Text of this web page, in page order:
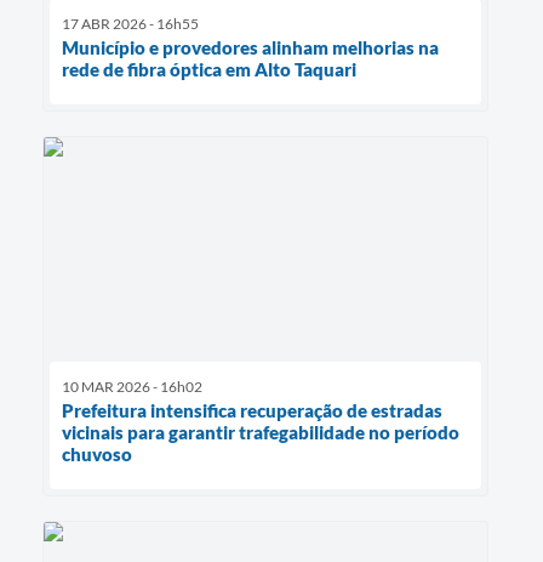
17 ABR 2026 - 16h55
Município e provedores alinham melhorias na
rede de fibra óptica em Alto Taquari
10 MAR 2026 - 16h02
Prefeitura intensifica recuperação de estradas
vicinais para garantir trafegabilidade no período
chuvoso